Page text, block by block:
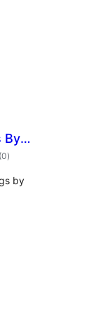
By
(0total
ratings
)
by